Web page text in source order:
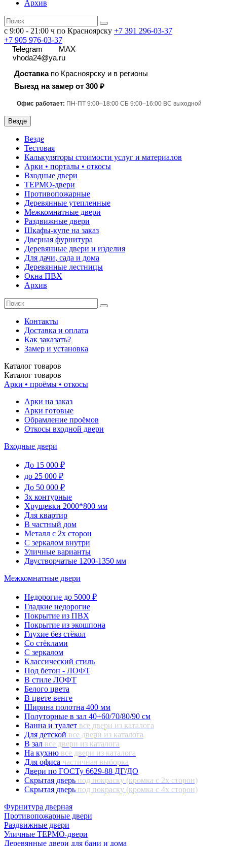
Архив
с 9:00 - 21:00 ч по Красноярску +7 391 296-03-37
+7 905 976-03-37
Telegram
MAX
vhoda24@ya.ru
Доставкапо Красноярску и в регионы
Выезд на замер от 300 ₽
Офис работает: ПН-ПТ 9:00–18:00 СБ 9:00–16:00 ВС выходной
Везде
Везде
Тестовая
Калькуляторы стоимости услуг и материалов
Арки • порталы • откосы
Входные двери
ТЕРМО-двери
Противопожарные
Деревянные утепленные
Межкомнатные двери
Раздвижные двери
Шкафы-купе на заказ
Дверная фурнитура
Деревянные двери и изделия
Для дачи, сада и дома
Деревянные лестницы
Окна ПВХ
Архив
Контакты
Доставка и оплата
Как заказать?
Замер и установка
Каталог товаров
Каталог товаров
Арки • проёмы • откосы
Арки на заказ
Арки готовые
Обрамление проёмов
Откосы входной двери
Входные двери
До 15 000 ₽
до 25 000 ₽
До 50 000 ₽
3х контурные
Хрущевки 2000*800 мм
Для квартир
В частный дом
Металл с 2х сторон
С зеркалом внутри
Уличные варианты
Двустворчатые 1200-1350 мм
Межкомнатные двери
Недорогие до 5000 ₽
Гладкие недорогие
Покрытие из ПВХ
Покрытие из экошпона
Глухие без стёкол
Со стёклами
С зеркалом
Классический стиль
Под бетон - ЛОФТ
В стиле ЛОФТ
Белого цвета
В цвете венге
Ширина полотна 400 мм
Полуторные в зал 40+60/70/80/90 см
Ванна и туалет все двери из каталога
Для детской все двери из каталога
В зал все двери из каталога
На кухню все двери из каталога
Для офиса частичная выборка
Двери по ГОСТу 6629-88 ДГ/ДО
Скрытая дверь под покраску (кромка с 2х сторон)
Скрытая дверь под покраску (кромка с 4х сторон)
Фурнитура дверная
Противопожарные двери
Раздвижные двери
Уличные ТЕРМО-двери
Деревянные двери для бани и дома